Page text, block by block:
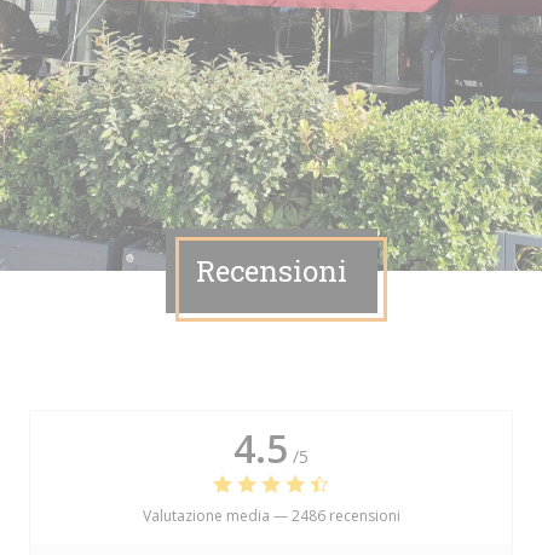
Recensioni
4.5 /5
Valutazione media —2486 recensioni